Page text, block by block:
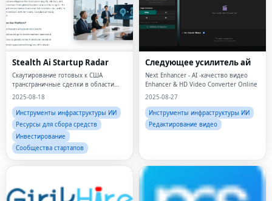
Stealth Ai Startup Radar
Скаутирование готовых к США
трансграничные сделки в области
искусственного интеллекта,
2025-08-18
Инструменты инфраструктуры ИИ
Ресурсы для сбора средств
Инвестирование
Сообщества стартапов
Следующее усилитель ай
Next Enhancer - AI -качество видео
Enhancer & HD Video Converter Online
2025-08-27
Инструменты инфраструктуры ИИ
Редактирование видео